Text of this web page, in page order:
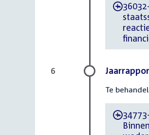
-
Te
-
6